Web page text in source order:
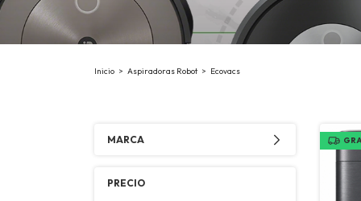
Inicio > Aspiradoras Robot > Ecovacs
MARCA
PRECIO